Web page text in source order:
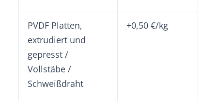
PVDF Platten,
extrudiert und
gepresst /
Vollstäbe /
Schweißdraht
+0,50 €/kg